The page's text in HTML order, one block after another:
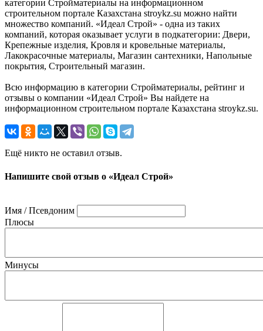
категории Стройматериалы на информационном
строительном портале Казахстана stroykz.su можно найти
множество компаний. «Идеал Строй» - одна из таких
компаний, которая оказывает услуги в подкатегории: Двери,
Крепежные изделия, Кровля и кровельные материалы,
Лакокрасочные материалы, Магазин сантехники, Напольные
покрытия, Строительный магазин.
Всю информацию в категории Стройматериалы, рейтинг и
отзывы о компании «Идеал Строй» Вы найдете на
информационном строительном портале Казахстана stroykz.su.
Ещё никто не оставил отзыв.
Напишите свой отзыв о «Идеал Строй»
Имя / Псевдоним
Плюсы
Минусы